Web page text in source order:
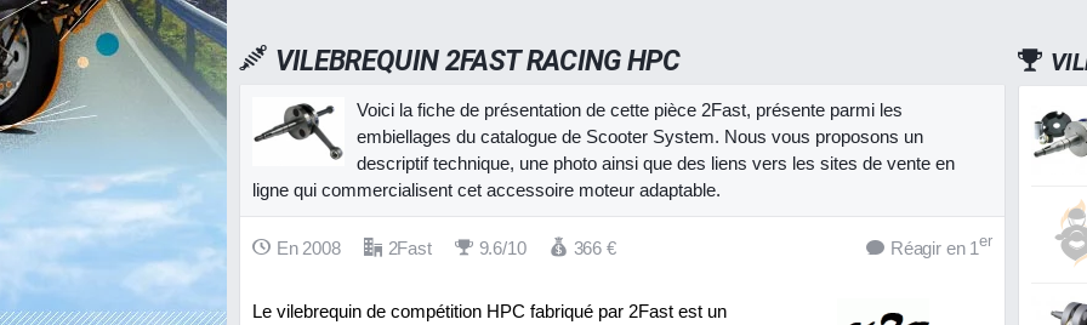
VILEBREQUIN 2FAST RACING HPC
Voici la fiche de présentation de cette pièce 2Fast, présente parmi les
embiellages du catalogue de Scooter System. Nous vous proposons un
descriptif technique, une photo ainsi que des liens vers les sites de vente en
ligne qui commercialisent cet accessoire moteur adaptable.
En 2008 2Fast 9.6/10 366 € Réagir en 1er
Le vilebrequin de compétition HPC fabriqué par 2Fast est un